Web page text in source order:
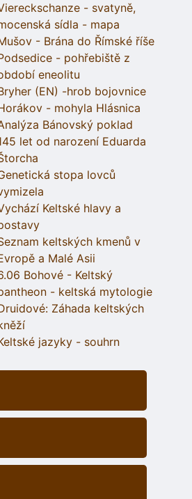
- svatyně,
sídla - mapa
- Brána do Římské říše
- pohřebiště z
eneolitu
(EN) -hrob bojovnice
- mohyla Hlásnica
Bánovský poklad
let od narození Eduarda
stopa lovců
Keltské hlavy a
keltských kmenů v
a Malé Asii
Bohové - Keltský
- keltská mytologie
Záhada keltských
jazyky - souhrn